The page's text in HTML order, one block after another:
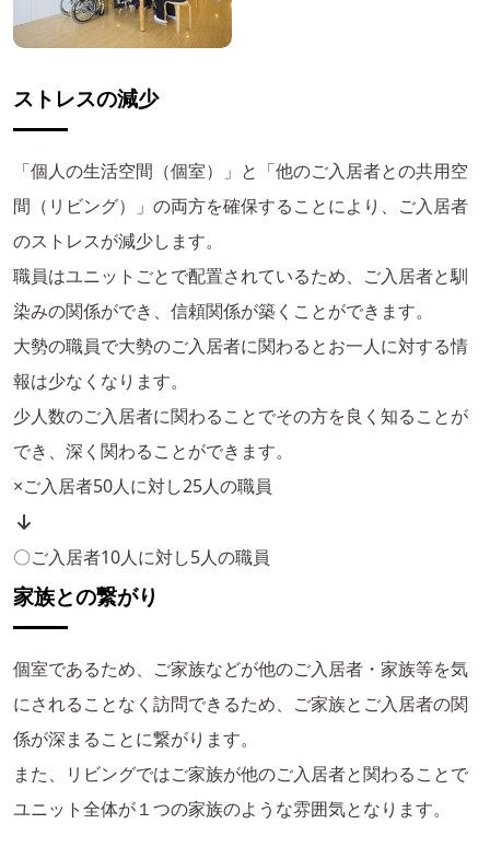
ストレスの減少
「個人の生活空間（個室）」と「他のご入居者との共用空
間（リビング）」の両方を確保することにより、ご入居者
のストレスが減少します。
職員はユニットごとで配置されているため、ご入居者と馴
染みの関係ができ、信頼関係が築くことができます。
大勢の職員で大勢のご入居者に関わるとお一人に対する情
報は少なくなります。
少人数のご入居者に関わることでその方を良く知ることが
でき、深く関わることができます。
×ご入居者50人に対し25人の職員
〇ご入居者10人に対し5人の職員
家族との繋がり
個室であるため、ご家族などが他のご入居者・家族等を気
にされることなく訪問できるため、ご家族とご入居者の関
係が深まることに繋がります。
また、リビングではご家族が他のご入居者と関わることで
ユニット全体が１つの家族のような雰囲気となります。